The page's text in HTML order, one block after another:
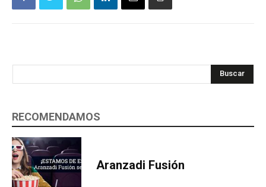
Buscar
RECOMENDAMOS
Aranzadi Fusión